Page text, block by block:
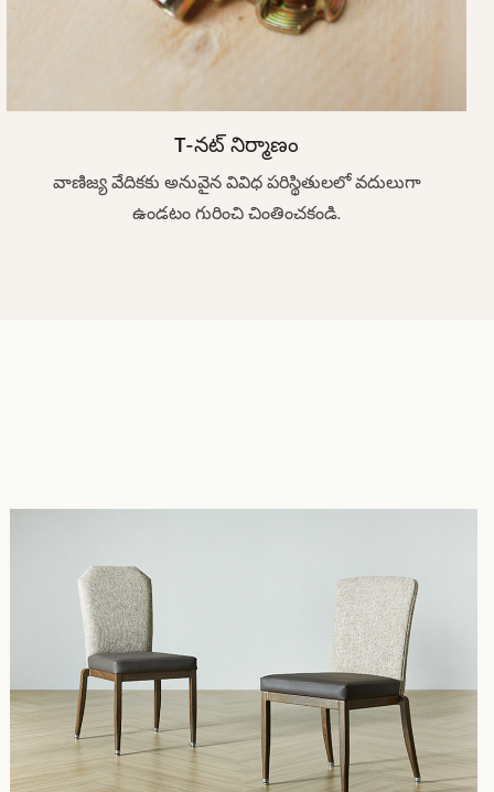
T-నట్ నిర్మాణం
వాణిజ్య వేదికకు అనువైన వివిధ పరిస్థితులలో వదులుగా
ఉండటం గురించి చింతించకండి.